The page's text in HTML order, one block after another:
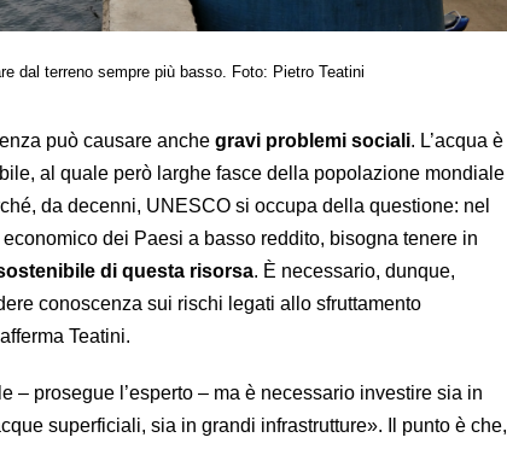
dal terreno sempre più basso. Foto: Pietro Teatini
può causare anche gravi problemi sociali. L’acqua è
al quale però larghe fasce della popolazione mondiale
da decenni, UNESCO si occupa della questione: nel
dei Paesi a basso reddito, bisogna tenere in
di questa risorsa. È necessario, dunque,
conoscenza sui rischi legati allo sfruttamento
Teatini.
– prosegue l’esperto – ma è necessario investire sia in
superficiali, sia in grandi infrastrutture». Il punto è che,